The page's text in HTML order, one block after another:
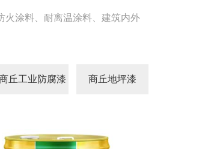
火涂料、耐离温涂料、建筑内外
丘工业防腐漆 商丘地坪漆